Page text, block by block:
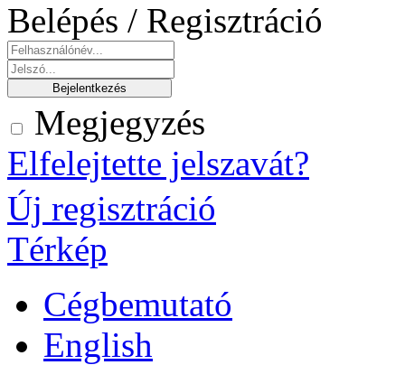
Belépés / Regisztráció
Megjegyzés
Elfelejtette jelszavát?
Új regisztráció
Térkép
Cégbemutató
English